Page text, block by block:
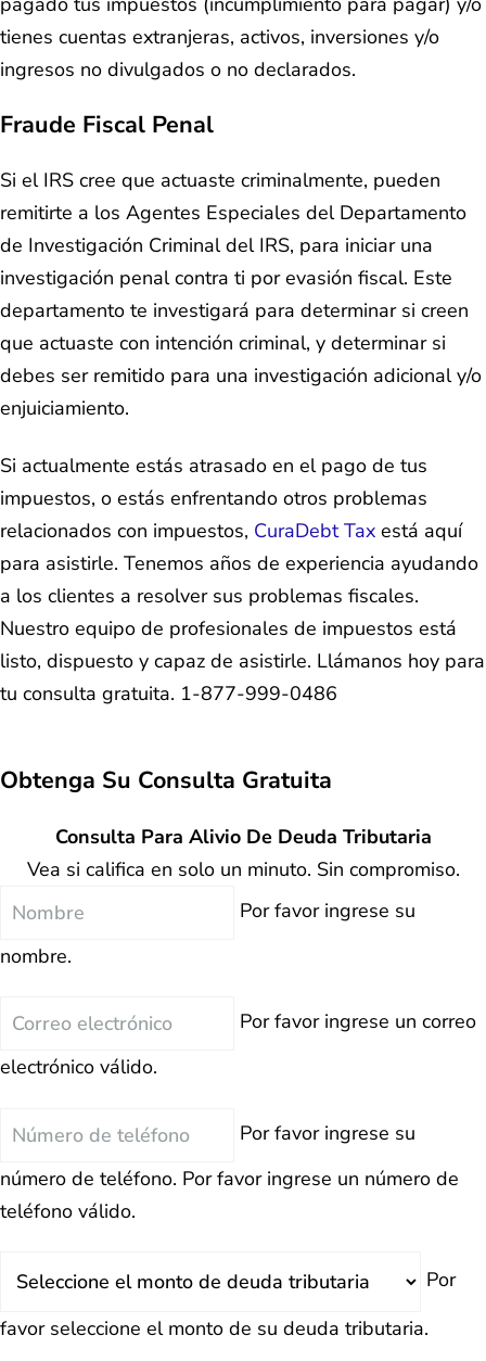
tienes cuentas extranjeras, activos, inversiones y/o
ingresos no divulgados o no declarados.
Fraude Fiscal Penal
Si el IRS cree que actuaste criminalmente, pueden
remitirte a los Agentes Especiales del Departamento
de Investigación Criminal del IRS, para iniciar una
investigación penal contra ti por evasión fiscal. Este
departamento te investigará para determinar si creen
que actuaste con intención criminal, y determinar si
debes ser remitido para una investigación adicional y/o
enjuiciamiento.
Si actualmente estás atrasado en el pago de tus
impuestos, o estás enfrentando otros problemas
relacionados con impuestos, CuraDebt Tax está aquí
para asistirle. Tenemos años de experiencia ayudando
a los clientes a resolver sus problemas fiscales.
Nuestro equipo de profesionales de impuestos está
listo, dispuesto y capaz de asistirle. Llámanos hoy para
tu consulta gratuita. 1-877-999-0486
Obtenga Su Consulta Gratuita
Consulta Para Alivio De Deuda Tributaria
Vea si califica en solo un minuto. Sin compromiso.
Nombre
Por favor ingrese su
nombre.
Correo
Por favor ingrese un correo
electrónico válido.
Teléfono
Por favor ingrese su
número de teléfono. Por favor ingrese un número de
teléfono válido.
Por
favor seleccione el monto de su deuda tributaria.